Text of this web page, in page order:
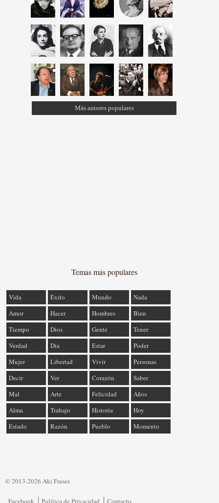
Más autores populares
Temas más populares
Vida Éxito Mundo
Nada
Amor
Hacer Hombres
Bien
Tiempo
Dios Gente
Tener
Verdad
Día Estar
Poder
Mujer
Libertad Vivir
Personas
Decir
Ver Corazón
Saber
Mal
Arte Felicidad
Años
Alma
Trabajo Historia
Hoy
Estado
Razón Pueblo Momento
© 2013-2026 Aki Frases
Facebook Política de Privacidad Contacto